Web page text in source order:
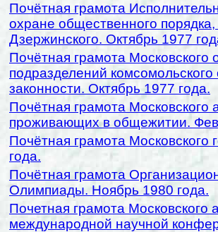
Почётная грамота
охране общественного
Дзержинского. Октябрь 1977
Почётная грамота
подразделений
законности. Октябрь 1977 года.
Почётная грамота Московского
проживающих в общежитии.
Почётная грамота
года.
Почётная грамота
Олимпиады. Ноябрь 1980 года.
Почетная грамота Московского
международной научной